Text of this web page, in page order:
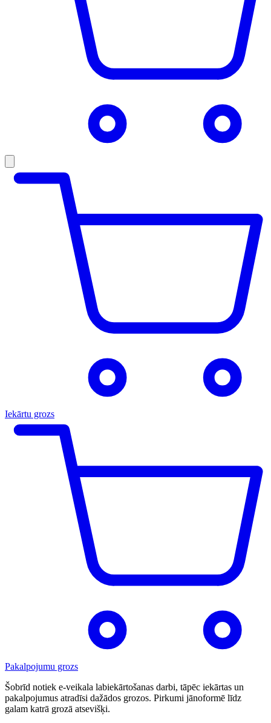
Iekārtu grozs
Pakalpojumu grozs
Šobrīd notiek e-veikala labiekārtošanas darbi, tāpēc iekārtas un
pakalpojumus atradīsi dažādos grozos. Pirkumi jānoformē līdz
galam katrā grozā atsevišķi.